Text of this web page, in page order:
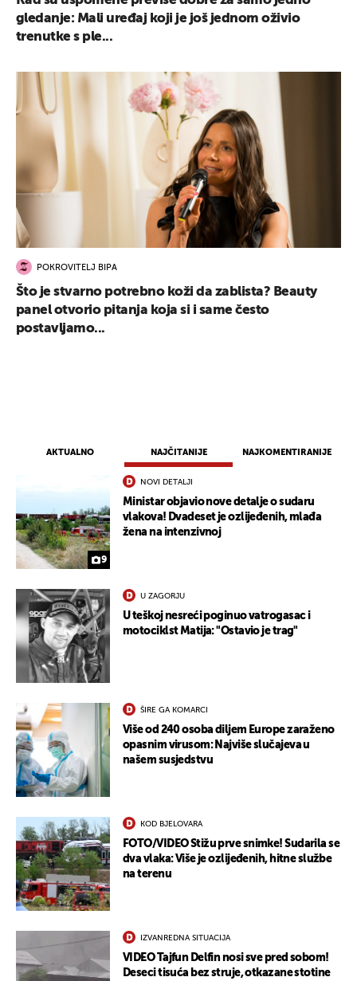
AKTUALNO NAJČITANIJE NAJKOMENTIRANIJE
9
NOVI DETALJI
Ministar objavio nove detalje o sudaru
vlakova! Dvadeset je ozlijeđenih, mlađa
žena na intenzivnoj
U ZAGORJU
U teškoj nesreći poginuo vatrogasac i
motociklst Matija: "Ostavio je trag"
ŠIRE GA KOMARCI
Više od 240 osoba diljem Europe zaraženo
opasnim virusom: Najviše slučajeva u
našem susjedstvu
KOD BJELOVARA
FOTO/VIDEO Stižu prve snimke! Sudarila se
dva vlaka: Više je ozlijeđenih, hitne službe
na terenu
IZVANREDNA SITUACIJA
VIDEO Tajfun Delfin nosi sve pred sobom!
Deseci tisuća bez struje, otkazane stotine
gledanje: Mali uređaj koji je još jednom oživio
trenutke s ple...
POKROVITELJ BIPA
Što je stvarno potrebno koži da zablista? Beauty
panel otvorio pitanja koja si i same često
postavljamo...
UKLJUČITE NOTIFIKACIJE